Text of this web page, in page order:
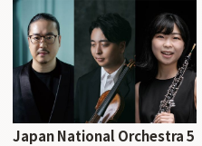
Japan National Orchestra 5